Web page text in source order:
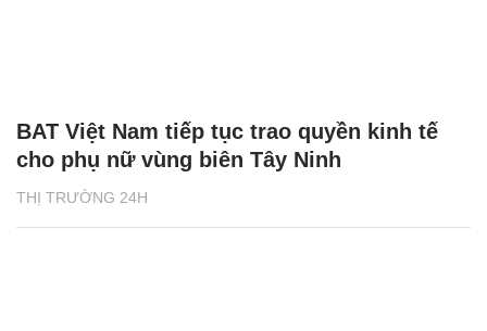
THỊ TRƯỜNG 24H
BAT Việt Nam tiếp tục trao quyền kinh tế
cho phụ nữ vùng biên Tây Ninh